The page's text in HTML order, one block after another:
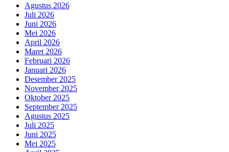
Agustus 2026
Juli 2026
Juni 2026
Mei 2026
April 2026
Maret 2026
Februari 2026
Januari 2026
Desember 2025
November 2025
Oktober 2025
September 2025
Agustus 2025
Juli 2025
Juni 2025
Mei 2025